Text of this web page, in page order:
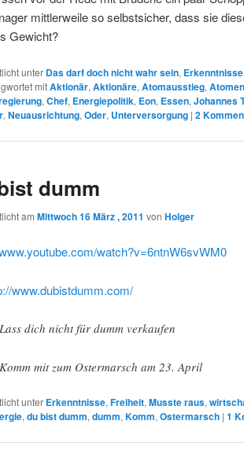
mittlerweile so selbstsicher, dass sie
Gewicht?
unter Das darf doch nicht wahr sein, Erkenntnisse
mitAktionär, Aktionäre, Atomausstieg,
, Chef, Energiepolitik, Eon, Essen, Johannes
, Neuausrichtung, Oder, Unterversorgung | 2
dumm
am Mittwoch 16 März , 2011 von Holger
watch?v=6ntnW6svWM0
www.dubistdumm.com/
Lass dich nicht für dumm verkaufen
Komm mit zum Ostermarsch am 23. April
unter Erkenntnisse, Freiheit, Musste raus,
, du bist dumm, dumm, Komm, Ostermarsch | 1